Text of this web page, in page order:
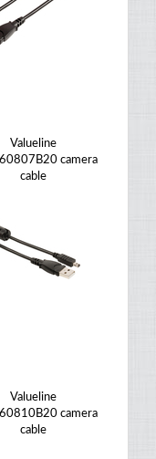
Valueline
camera
cable
Valueline
camera
cable